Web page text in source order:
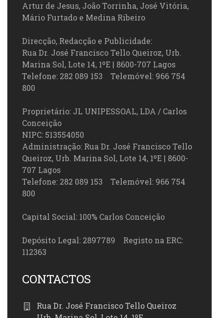
Artur de Jesus, João Torrinha, José Vitória,
Mário Furtado e Medina Ribeiro
Direcção, Redacção e Publicidade:
Rua Dr. José Francisco Tello Queiroz, Urb.
Marina Sol, Lote 14, 1ºE | 8600-707 Lagos
Telefone: 282 089 153 Telemóvel: 966 754
800
Proprietário: JL UNIPESSOAL, LDA / Carlos
Conceição
NIPC: 513554050
Administração: Rua Dr. José Francisco Tello
Queiroz, Urb. Marina Sol, Lote 14, 1ºE | 8600-
707 Lagos
Telefone: 282 089 153 Telemóvel: 966 754
800
Capital Social: 100% Carlos Conceição
Depósito Legal: 2897789 Registo na ERC:
112363
CONTACTOS
Rua Dr. José Francisco Tello Queiroz